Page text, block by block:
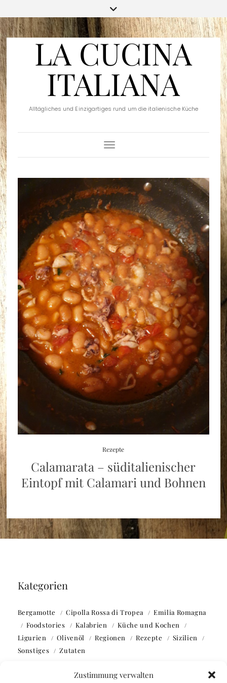
Zustimmung verwalten
LA CUCINA
ITALIANA
Alltägliches und Einzigartiges rund um die italienische Küche
Toggle Navigation
Rezepte
Calamarata – süditalienischer
Eintopf mit Calamari und Bohnen
Kategorien
Bergamotte Cipolla Rossa di Tropea
Emilia Romagna
Foodstories
Kalabrien
Küche und Kochen
Ligurien
Olivenöl Regionen Rezepte
Sizilien
Sonstiges
Zutaten